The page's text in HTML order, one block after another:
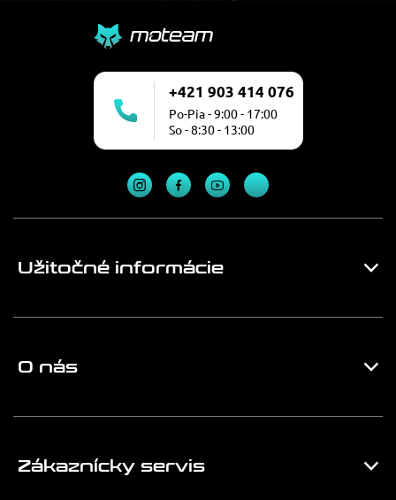
+421 903 414 076
Po-Pia - 9:00 - 17:00
So - 8:30 - 13:00
Užitočné informácie
O nás
Zákaznícky servis